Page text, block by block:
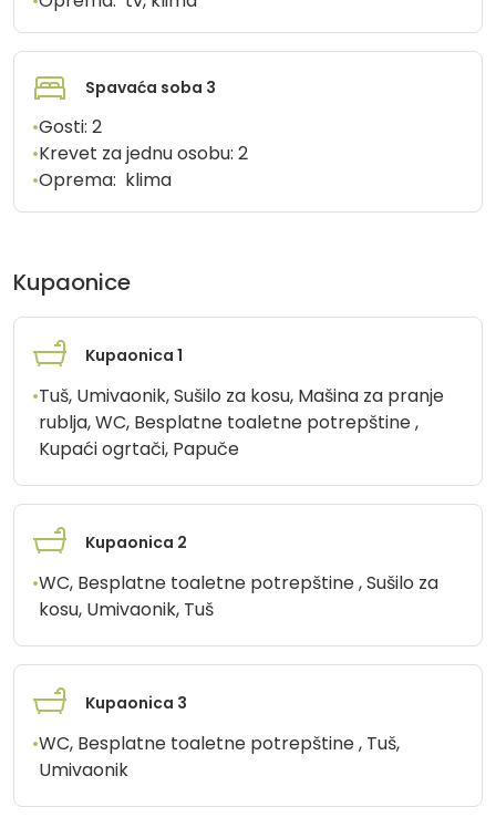
Spavaća soba 3
•Gosti: 2
•Krevet za jednu osobu: 2
•Oprema: klima
Kupaonice
Kupaonica 1
•Tuš, Umivaonik, Sušilo za kosu, Mašina za pranje
rublja, WC, Besplatne toaletne potrepštine ,
Kupaći ogrtači, Papuče
Kupaonica 2
•WC, Besplatne toaletne potrepštine , Sušilo za
kosu, Umivaonik, Tuš
Kupaonica 3
•WC, Besplatne toaletne potrepštine , Tuš,
Umivaonik